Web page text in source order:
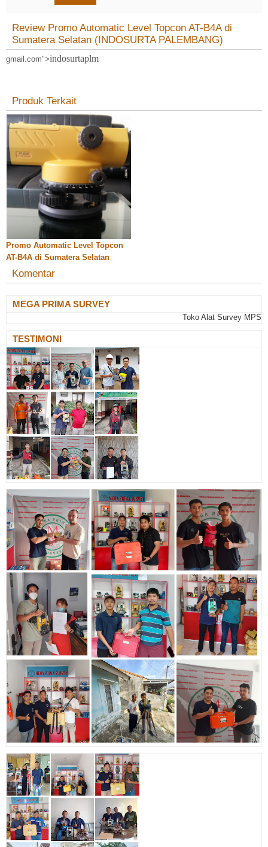
Review Promo Automatic Level Topcon AT-B4A di
Sumatera Selatan (INDOSURTA PALEMBANG)
gmail.com">indosurtaplm
Produk Terkait
Promo Automatic Level Topcon
AT-B4A di Sumatera Selatan
(INDOSURTA PALEMBANG)
Komentar
MEGA PRIMA SURVEY
Toko Alat Survey MPS
TESTIMONI